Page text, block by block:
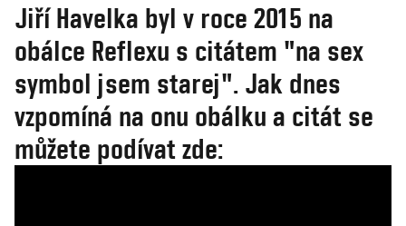
Jiří Havelka byl v roce 2015 na
obálce Reflexu s citátem "na sex
symbol jsem starej". Jak dnes
vzpomíná na onu obálku a citát se
můžete podívat zde: